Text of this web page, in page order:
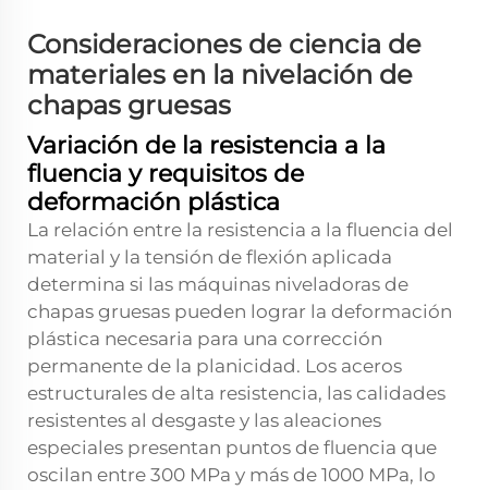
Consideraciones de ciencia de
materiales en la nivelación de
chapas gruesas
Variación de la resistencia a la
fluencia y requisitos de
deformación plástica
La relación entre la resistencia a la fluencia del
material y la tensión de flexión aplicada
determina si las máquinas niveladoras de
chapas gruesas pueden lograr la deformación
plástica necesaria para una corrección
permanente de la planicidad. Los aceros
estructurales de alta resistencia, las calidades
resistentes al desgaste y las aleaciones
especiales presentan puntos de fluencia que
oscilan entre 300 MPa y más de 1000 MPa, lo